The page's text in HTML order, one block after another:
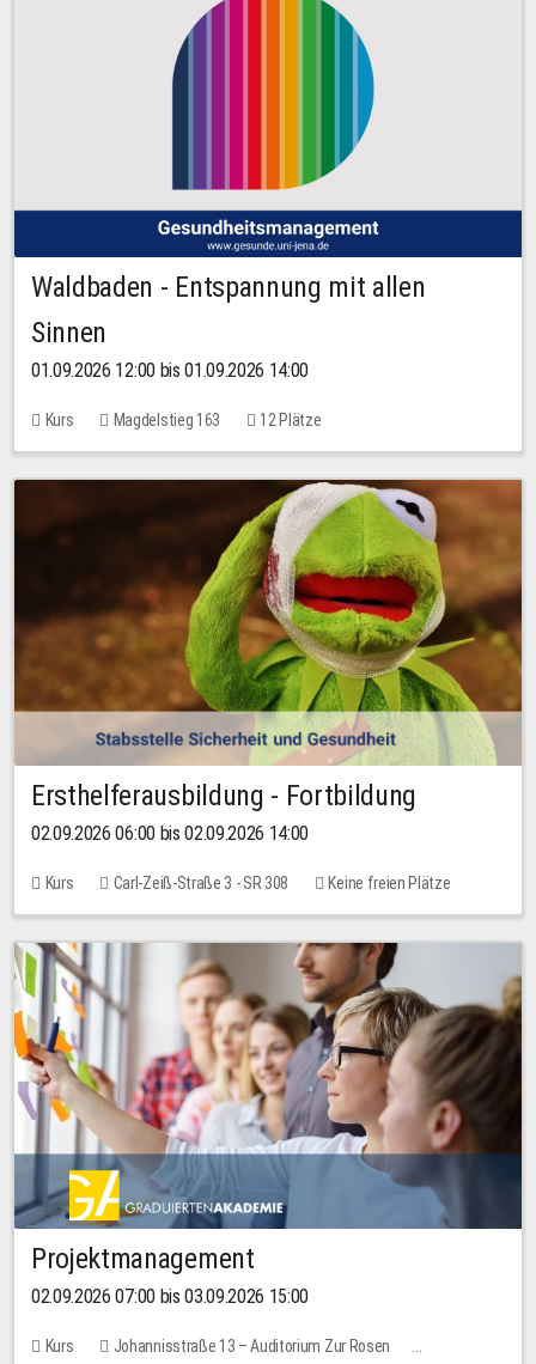
Waldbaden - Entspannung mit allen
Sinnen
01.09.2026 12:00 bis 01.09.2026 14:00
Kurs Magdelstieg 163 12 Plätze
Ersthelferausbildung - Fortbildung
02.09.2026 06:00 bis 02.09.2026 14:00
Kurs Carl-Zeiß-Straße 3 - SR 308 Keine freien Plätze
Projektmanagement
02.09.2026 07:00 bis 03.09.2026 15:00
Kurs
Johannisstraße 13 – Auditorium Zur Rosen